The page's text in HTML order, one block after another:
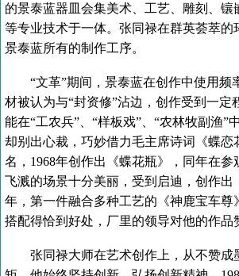
的景泰蓝器皿会集美术、工艺、雕刻、镶
等专业技术于一体。张同禄在群英荟萃的
景泰蓝所有的制作工序。
“文革”期间，景泰蓝在创作中使用频
材被认为与“封资修”沾边，创作受到一定
能在“工农兵”、“样板戏”、“农林牧副渔”
却别出心裁，巧妙借力毛主席诗词《蝶恋
名，1968年创作出《蝶花瓶》，同年在
飞溅的场景十分美丽，受到启迪，创作出
年，第一件融合多种工艺的《神鹿宝车尊
搭配得恰到好处，厂里的领导对他的作品
张同禄大师在艺术创作上，从不赞成